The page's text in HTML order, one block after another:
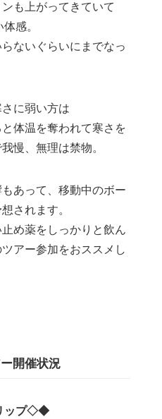
も上がってきていて
感。
ないぐらいにまでなっ
に弱い方は
体温を奪われて寒さを
慢、無理は禁物。
あって、移動中のボー
されます。
め薬をしっかりと飲ん
アー参加をおススメし
開催状況
ップ◇◆